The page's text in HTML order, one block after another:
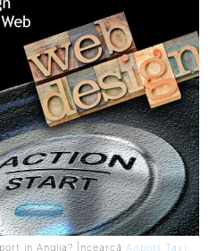
in Anglia? Încearcă Airport Taxi